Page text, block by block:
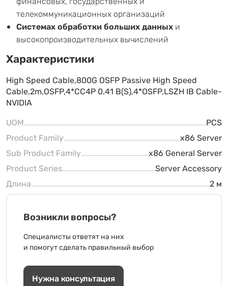
телекоммуникационных организаций
Системах обработки больших данных и
высокопроизводительных вычислений
Характеристики
High Speed Cable,800G OSFP Passive High Speed
Cable,2m,OSFP,4*CC4P 0.41 B(S),4*OSFP,LSZH IB Cable-
NVIDIA
UOM
PCS
Product Family
x86 Server
Sub Product Family
x86 General Server
Product Series
Server Accessory
Длина
2 м
Возникли вопросы?
Специалисты ответят на них
и помогут сделать правильный выбор
Нужна консультация